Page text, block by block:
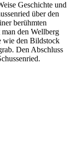
Geschichte und
über den
berühmten
den Wellberg
wie den Bildstock
Den Abschluss